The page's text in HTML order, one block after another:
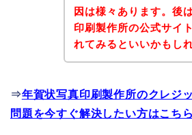
因は様々あります。後
印刷製作所の公式サイ
れてみるといいかもし
⇒年賀状写真印刷製作所のクレジ
問題を今すぐ解決したい方はこちら